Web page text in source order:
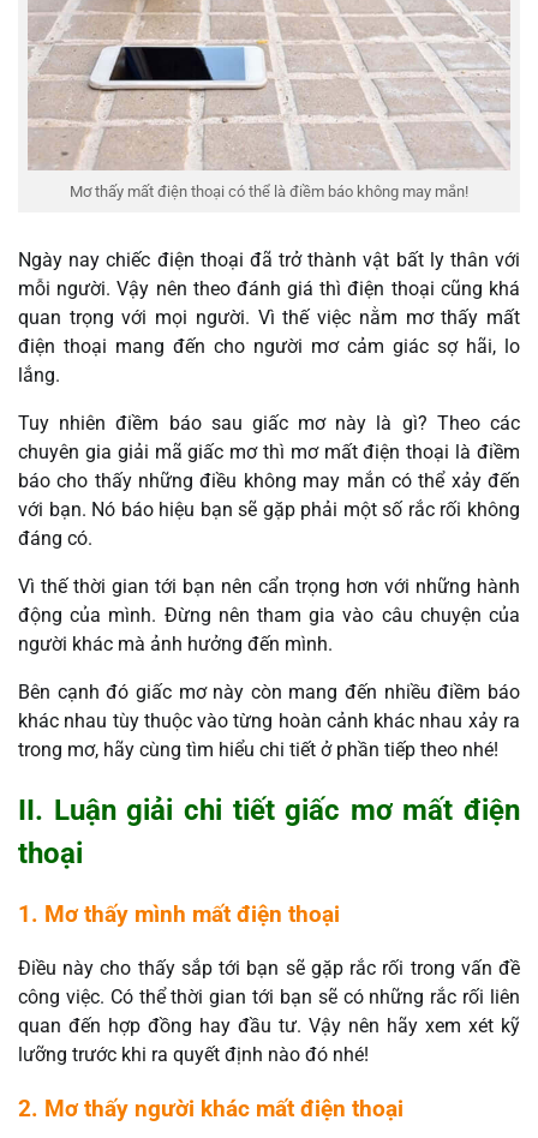
Mơ thấy mất điện thoại có thể là điềm báo không may mắn!
Ngày nay chiếc điện thoại đã trở thành vật bất ly thân với
mỗi người. Vậy nên theo đánh giá thì điện thoại cũng khá
quan trọng với mọi người. Vì thế việc nằm mơ thấy mất
điện thoại mang đến cho người mơ cảm giác sợ hãi, lo
lắng.
Tuy nhiên điềm báo sau giấc mơ này là gì? Theo các
chuyên gia giải mã giấc mơ thì mơ mất điện thoại là điềm
báo cho thấy những điều không may mắn có thể xảy đến
với bạn. Nó báo hiệu bạn sẽ gặp phải một số rắc rối không
đáng có.
Vì thế thời gian tới bạn nên cẩn trọng hơn với những hành
động của mình. Đừng nên tham gia vào câu chuyện của
người khác mà ảnh hưởng đến mình.
Bên cạnh đó giấc mơ này còn mang đến nhiều điềm báo
khác nhau tùy thuộc vào từng hoàn cảnh khác nhau xảy ra
trong mơ, hãy cùng tìm hiểu chi tiết ở phần tiếp theo nhé!
II. Luận giải chi tiết giấc mơ mất điện
thoại
1. Mơ thấy mình mất điện thoại
Điều này cho thấy sắp tới bạn sẽ gặp rắc rối trong vấn đề
công việc. Có thể thời gian tới bạn sẽ có những rắc rối liên
quan đến hợp đồng hay đầu tư. Vậy nên hãy xem xét kỹ
lưỡng trước khi ra quyết định nào đó nhé!
2. Mơ thấy người khác mất điện thoại